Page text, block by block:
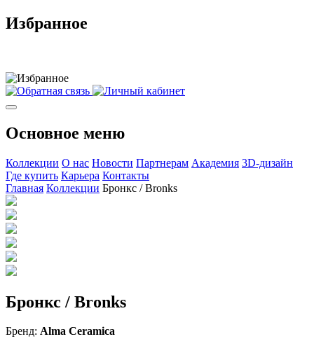
Избранное
Основное меню
Коллекции О нас Новости Партнерам Академия 3D-дизайн
Где купить Карьера Контакты
Главная Коллекции Бронкс / Bronks
Бронкс / Bronks
Бренд: Alma Ceramica